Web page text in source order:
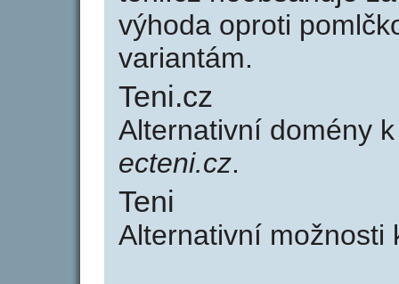
výhoda oproti
variantám.
Teni.cz
Alternativní domény
ecteni.cz.
Teni
Alternativní možnosti